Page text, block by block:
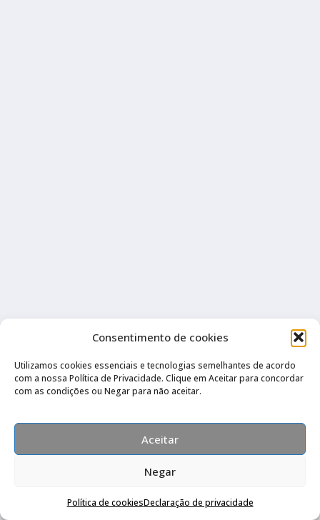
Consentimento de cookies
Utilizamos cookies essenciais e tecnologias semelhantes de acordo
com a nossa Política de Privacidade. Clique em Aceitar para concordar
com as condições ou Negar para não aceitar.
Aceitar
Negar
Política de cookiesDeclaração de privacidade
[Nome] Jorge Alberto Correa Neves
[Estado] RJ
[Motor] 1.4
[Quilometragem atual] 10.000 km